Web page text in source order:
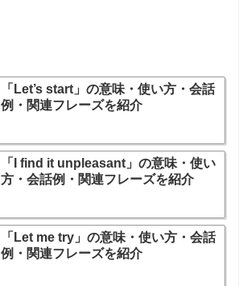
「Let’s start」の意味・使い方・会話
例・関連フレーズを紹介
「I find it unpleasant」の意味・使い
方・会話例・関連フレーズを紹介
「Let me try」の意味・使い方・会話
例・関連フレーズを紹介